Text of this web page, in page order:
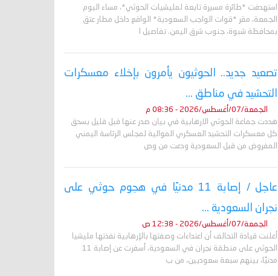
استهدفت *طائرة مسيرة تابعة لمليشيات الحوثي*، مساء اليوم
الجمعة، مقر *قوات الواجب السعودية* الواقع داخل مطار عتق
بمحافظة شبوة، جنوب شرق اليمن. تفاصيل ا
تصعيد جديد.. الحوثيون يأمرون بإخلاء معسكرات
التحشيد في مناطق ...
الجمعة/07/أغسطس/2026 - 08:36 م
هددت جماعة الحوثي الارهابية في بيان صدر عنها قبل قليل بسحق
كل معسكرات التحشيد العسكري الموالية لمجلس الرئاسة اليمني
المفروض من قبل السعودية ودعت من وص
عاجل / إصابة 11 مدنيًا في هجوم حوثي على
نجران السعودية ...
الجمعة/07/أغسطس/2026 - 12:38 ص
أعلنت قيادة التحالف أن اعتداءات وصفتها بالإرهابية نفذتها مليشيا
الحوثي على منطقة نجران في السعودية، أسفرت عن إصابة 11
مدنيًا، بينهم سبعة سعوديين، من ب